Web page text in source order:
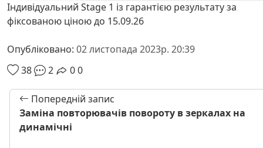
Індивідуальний Stage 1 із гарантією результату за
фіксованою ціною до 15.09.26
Опубліковано: 02 листопада 2023р. 20:39
38
2 00
Попередній запис
Заміна повторювачів повороту в зеркалах на
динамічні